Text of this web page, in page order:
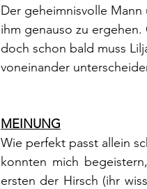
Der geheimnisvolle
ihm genauso zu
doch schon bald muss
voneinander
MEINUNG
Wie perfekt passt allein
konnten mich
ersten der Hirsch (ihr